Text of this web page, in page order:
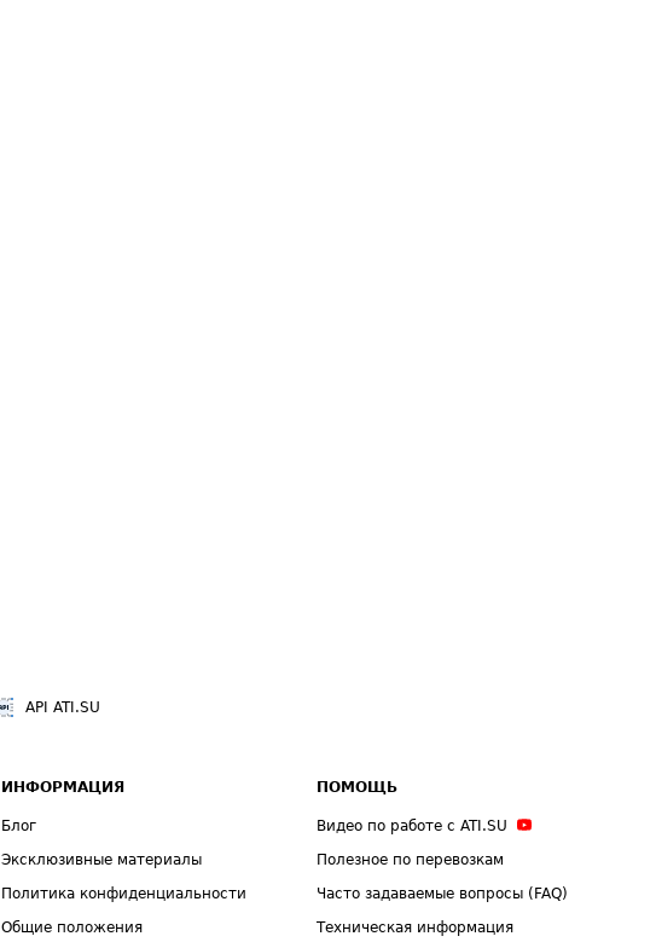
API ATI.SU
ИНФОРМАЦИЯ
Блог
Эксклюзивные материалы
Политика конфиденциальности
Общие положения
ПОМОЩЬ
Видео по работе с ATI.SU
Полезное по перевозкам
Часто задаваемые вопросы (FAQ)
Техническая информация